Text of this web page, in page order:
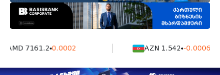
AMD 7161.2 0.0002 AZN 1.542 -0.0006